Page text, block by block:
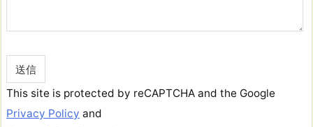
This site is protected by reCAPTCHA and the Google
Privacy Policy and